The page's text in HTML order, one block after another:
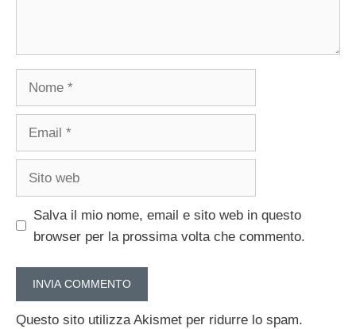
Salva il mio nome, email e sito web in questo
browser per la prossima volta che commento.
Questo sito utilizza Akismet per ridurre lo spam.